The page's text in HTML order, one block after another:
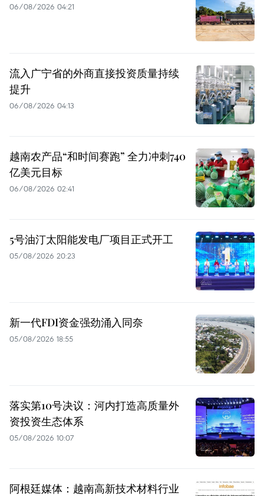
06/08/2026 04:21
流入广宁省的外商直接投资质量持续
提升
06/08/2026 04:13
越南农产品“和时间赛跑” 全力冲刺740
亿美元目标
06/08/2026 02:41
5号油汀太阳能发电厂项目正式开工
05/08/2026 20:23
新一代FDI资金强劲涌入同奈
05/08/2026 18:55
落实第10号决议：河内打造高质量外
资投资生态体系
05/08/2026 10:07
阿根廷媒体：越南高新技术材料行业